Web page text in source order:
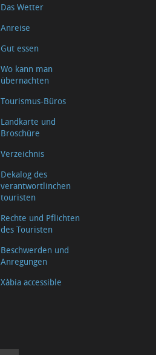
Das Wetter
Anreise
Gut essen
Wo kann man
übernachten
Tourismus-Büros
Landkarte und
Broschüre
Verzeichnis
Dekalog des
verantwortlinchen
touristen
Rechte und Pflichten
des Touristen
Beschwerden und
Anregungen
Xàbia accessible